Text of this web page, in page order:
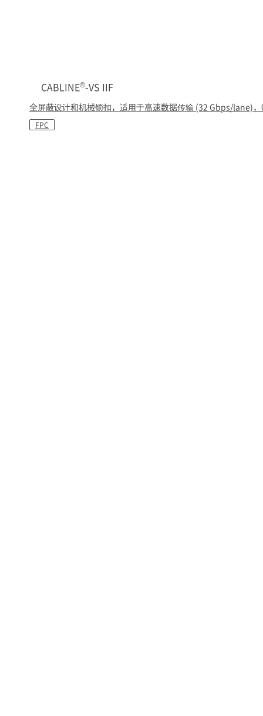
CABLINE®-VS IIF
全屏蔽设计和机械锁扣，适用于高速数据传输 (32 Gbps/lane)
FPC